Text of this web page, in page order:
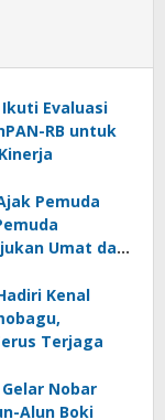
Evaluasi
RB untuk
Pemuda
Umat dan
Kenal
Terjaga
Nobar
Alun Boki